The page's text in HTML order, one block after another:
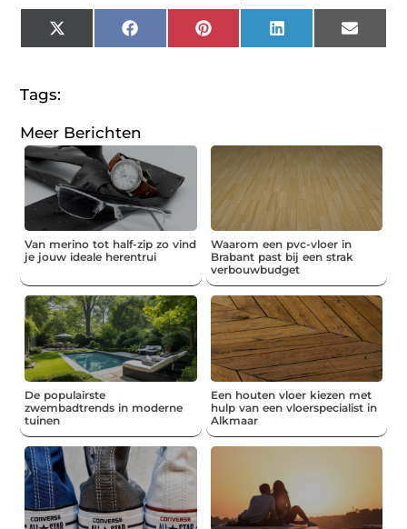
X
(Twitter)
FacebookPinterestLinkedInEmail
Tags:
Meer Berichten
Van merino tot half-zip zo vind
je jouw ideale herentrui
Waarom een pvc-vloer in
Brabant past bij een strak
verbouwbudget
De populairste
zwembadtrends in moderne
tuinen
Een houten vloer kiezen met
hulp van een vloerspecialist in
Alkmaar